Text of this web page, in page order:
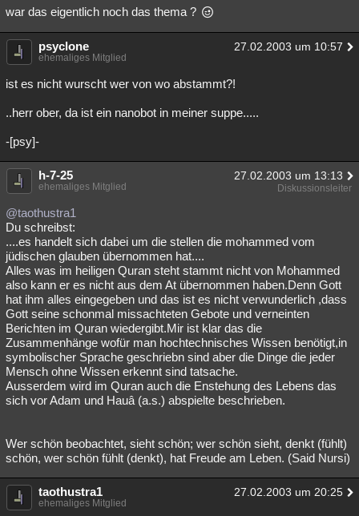
war das eigentlich noch das thema ?
psyclone 27.02.2003 um 10:57
ehemaliges Mitglied
ist es nicht wurscht wer von wo abstammt?!
..herr ober, da ist ein nanobot in meiner suppe.....
-[psy]-
h-7-25 27.02.2003 um 13:13
ehemaliges Mitglied Diskussionsleiter
@taothustra1
Du schreibst:
....es handelt sich dabei um die stellen die mohammed vom
jüdischen glauben übernommen hat....
Alles was im heiligen Quran steht stammt nicht von Mohammed
also kann er es nicht aus dem At übernommen haben.Denn Gott
hat ihm alles eingegeben und das ist es nicht verwunderlich ,dass
Gott seine schonmal missachteten Gebote und verneinten
Berichten im Quran wiedergibt.Mir ist klar das die
Zusammenhänge wofür man hochtechnisches Wissen benötigt,in
symbolischer Sprache geschriebn sind aber die Dinge die jeder
Mensch ohne Wissen erkennt sind tatsache.
Ausserdem wird im Quran auch die Enstehung des Lebens das
sich vor Adam und Hauâ (a.s.) abspielte beschrieben.
Wer schön beobachtet, sieht schön; wer schön sieht, denkt (fühlt)
schön, wer schön fühlt (denkt), hat Freude am Leben. (Said Nursi)
taothustra1 27.02.2003 um 20:25
ehemaliges Mitglied